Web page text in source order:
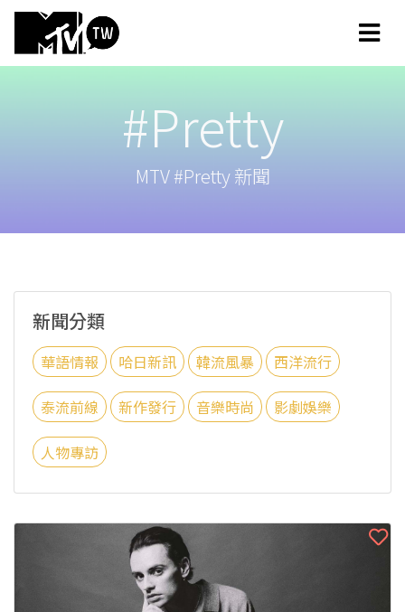
#Pretty
MTV #Pretty 新聞
新聞分類
華語情報 哈日新訊 韓流風暴 西洋流行
泰流前線 新作發行 音樂時尚 影劇娛樂
人物專訪